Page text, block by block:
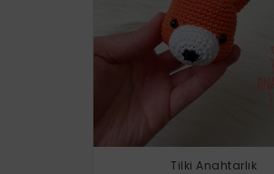
Tilki Anahtarlık